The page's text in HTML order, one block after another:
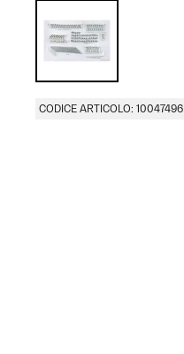
CODICE ARTICOLO: 10047496